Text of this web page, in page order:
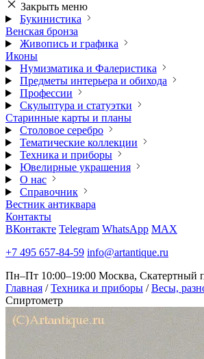
Закрыть меню
Букинистика
Венская бронза
Живопись и графика
Иконы
Нумизматика и Фалеристика
Предметы интерьера и обихода
Профессии
Скульптура и статуэтки
Старинные карты и планы
Столовое серебро
Тематические коллекции
Техника и приборы
Ювелирные украшения
О нас
Справочник
Вестник антиквара
Контакты
ВКонтакте Telegram WhatsApp MAX
+7 495 657-84-59 info@artantique.ru
Пн–Пт 10:00–19:00 Москва, Скатертный
Главная / Техника и приборы / Весы,
Спиртометр